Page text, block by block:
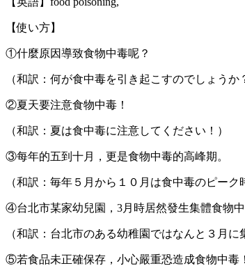
【使い方】
①什麼原因導致食物中毒呢？
（和訳：何が食中毒を引き起こすのでしょうか
②夏天要注意食物中毒！
（和訳：夏は食中毒に注意してください！）
③每年的五到十月，更是食物中毒的高峰期。
（和訳：毎年５月から１０月は食中毒のピーク
④台北市某家幼兒園，3月時居然發生集體食物中
（和訳：台北市のある幼稚園ではなんと３月に
⑤若食品未正確保存，小心嚴重恐造成食物中毒！